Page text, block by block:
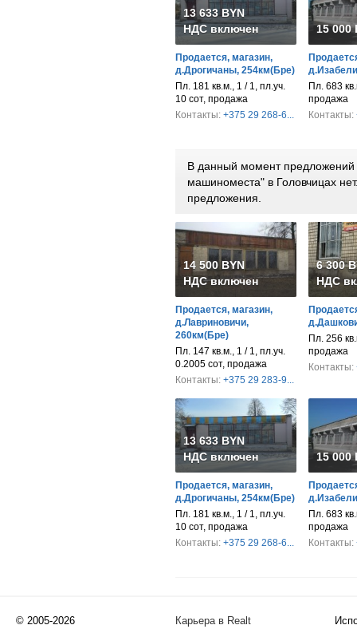
13 633 BYN
НДС включен
Продается, магазин,
д.Дрогичаны, 254км(Бре)
Пл. 181 кв.м., 1 / 1, пл.уч.
10 сот, продажа
Контакты: +375 29 268-6...
15 000
Пл. 683
продажа
Контакты:
В данный момент
машиноместа" в Головчицах
предложения.
14 500 BYN
НДС включен
Продается, магазин,
д.Лавриновичи,
260км(Бре)
Пл. 147 кв.м., 1 / 1, пл.уч.
0.2005 сот, продажа
Контакты: +375 29 283-9...
6 300
НДС
Пл. 256
продажа
Контакты:
13 633 BYN
НДС включен
Продается, магазин,
д.Дрогичаны, 254км(Бре)
Пл. 181 кв.м., 1 / 1, пл.уч.
10 сот, продажа
Контакты: +375 29 268-6...
15 000
Пл. 683
продажа
Контакты:
© 2005-2026
Карьера в Realt